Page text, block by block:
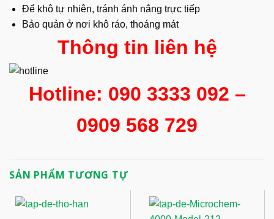
Để khô tự nhiên, tránh ánh nắng trực tiếp
Bảo quản ở nơi khô ráo, thoáng mát
Thông tin liên hệ
Hotline: 090 3333 092 –
0909 568 729
SẢN PHẨM TƯƠNG TỰ